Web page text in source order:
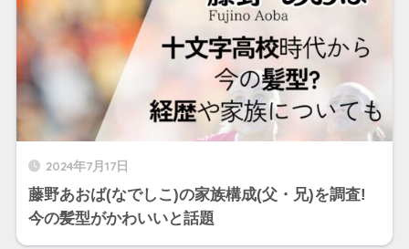
2024年7月17日
藤野あおば(なでしこ)の家族構成(父・兄)を調査!
今の髪型がかわいいと話題